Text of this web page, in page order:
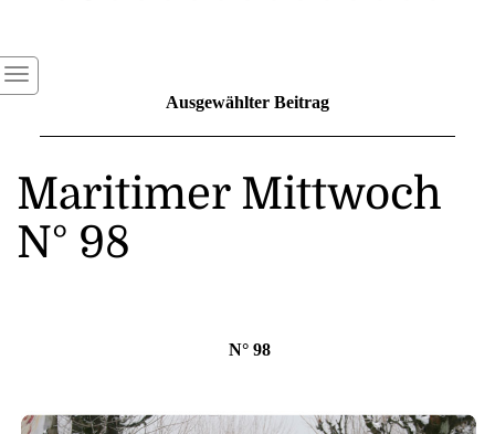
Ausgewählter Beitrag
Maritimer Mittwoch
N° 98
N° 98